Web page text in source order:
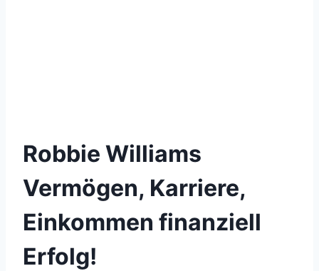
Robbie Williams
Vermögen, Karriere,
Einkommen finanziell
Erfolg!